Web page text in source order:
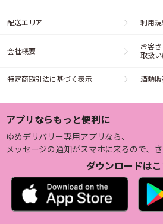
配送エリア 利用規
会社概要
お客
取扱い
特定商取引法に基づく表示 酒類
アプリならもっと便利に
ゆめデリバリー専用アプリなら、
メッセージの通知がスマホに来るので、さ
ダウンロードはこ